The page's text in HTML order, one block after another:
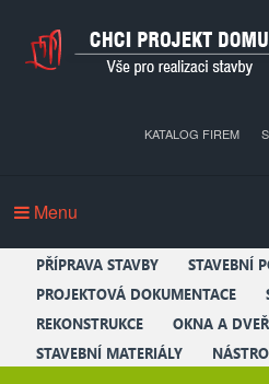
KATALOG FIREM
Menu
PŘÍPRAVA STAVBY
STAVEBNÍ
PROJEKTOVÁ DOKUMENTACE
REKONSTRUKCE
OKNA A
STAVEBNÍ MATERIÁLY